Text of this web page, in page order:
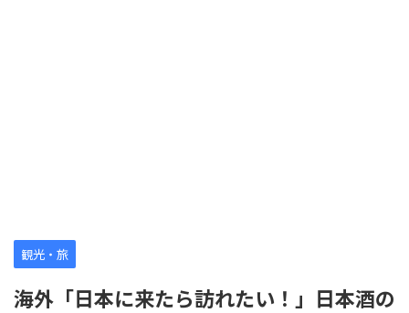
観光・旅
海外「日本に来たら訪れたい！」日本酒の